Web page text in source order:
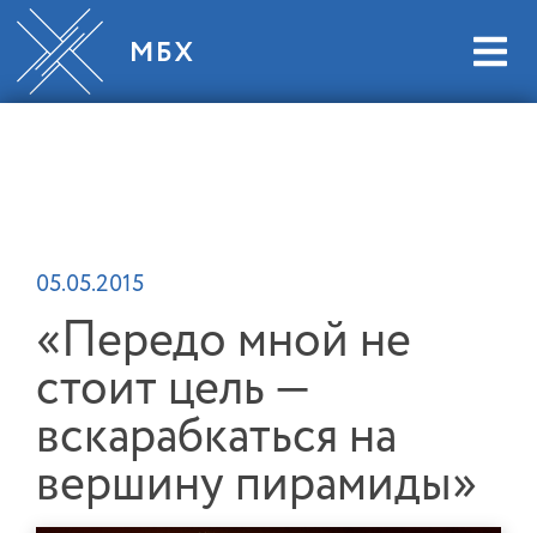
05.05.2015
«Передо мной не
стоит цель —
вскарабкаться на
вершину пирамиды»